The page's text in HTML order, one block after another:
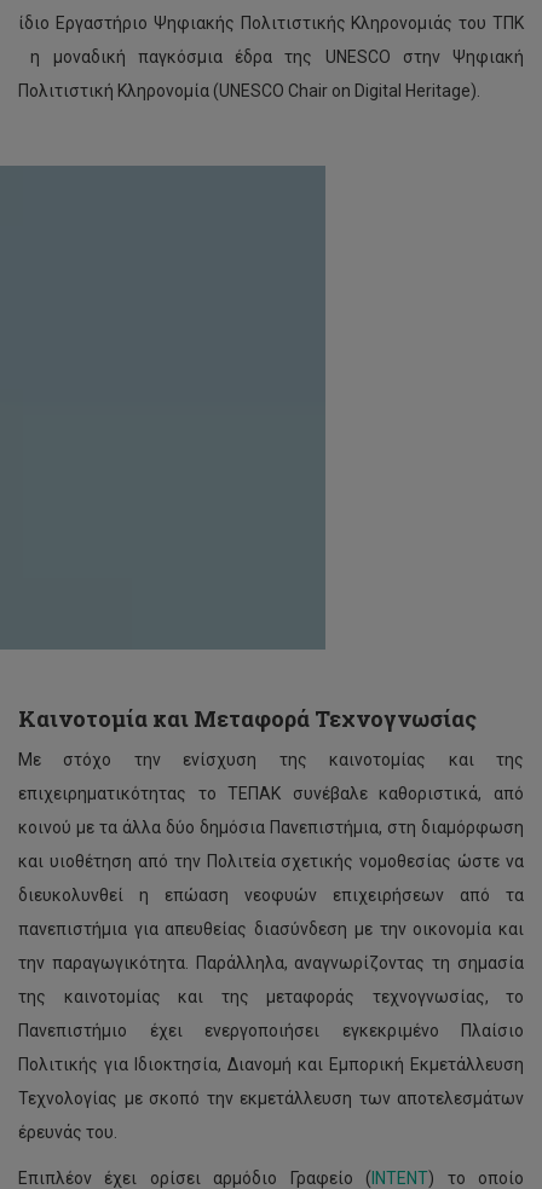
ίδιο Εργαστήριο Ψηφιακής Πολιτιστικής Κληρονομιάς του ΤΠΚ
η μοναδική παγκόσμια έδρα της UNESCO στην Ψηφιακή
Πολιτιστική Κληρονομία (UNESCO Chair on Digital Heritage).
Καινοτομία και Μεταφορά Τεχνογνωσίας
Με στόχο την ενίσχυση της καινοτομίας και της
επιχειρηματικότητας το ΤΕΠΑΚ συνέβαλε καθοριστικά, από
κοινού με τα άλλα δύο δημόσια Πανεπιστήμια, στη διαμόρφωση
και υιοθέτηση από την Πολιτεία σχετικής νομοθεσίας ώστε να
διευκολυνθεί η επώαση νεοφυών επιχειρήσεων από τα
πανεπιστήμια για απευθείας διασύνδεση με την οικονομία και
την παραγωγικότητα. Παράλληλα, αναγνωρίζοντας τη σημασία
της καινοτομίας και της μεταφοράς τεχνογνωσίας, το
Πανεπιστήμιο έχει ενεργοποιήσει εγκεκριμένο Πλαίσιο
Πολιτικής για Ιδιοκτησία, Διανομή και Εμπορική Εκμετάλλευση
Τεχνολογίας με σκοπό την εκμετάλλευση των αποτελεσμάτων
έρευνάς του.
Επιπλέον έχει ορίσει αρμόδιο Γραφείο ( INTENT) τo οποίο